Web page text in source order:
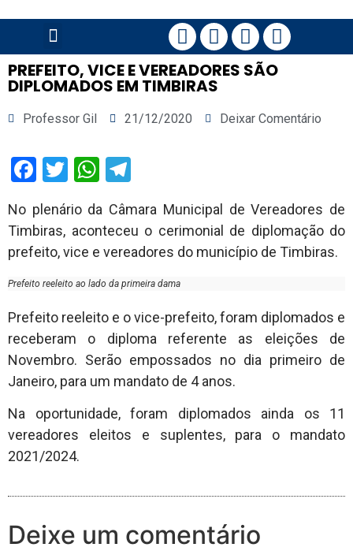
PREFEITO, VICE E VEREADORES SÃO
DIPLOMADOS EM TIMBIRAS
Professor Gil 21/12/2020 Deixar Comentário
Facebook
TwitterWhatsApp
No plenário da Câmara Municipal de Vereadores de
Timbiras, aconteceu o cerimonial de diplomação do
prefeito, vice e vereadores do município de Timbiras.
Prefeito reeleito ao lado da primeira dama
Prefeito reeleito e o vice-prefeito, foram diplomados e
receberam o diploma referente as eleições de
Novembro. Serão empossados no dia primeiro de
Janeiro, para um mandato de 4 anos.
Na oportunidade, foram diplomados ainda os 11
vereadores eleitos e suplentes, para o mandato
2021/2024.
Deixe um comentário